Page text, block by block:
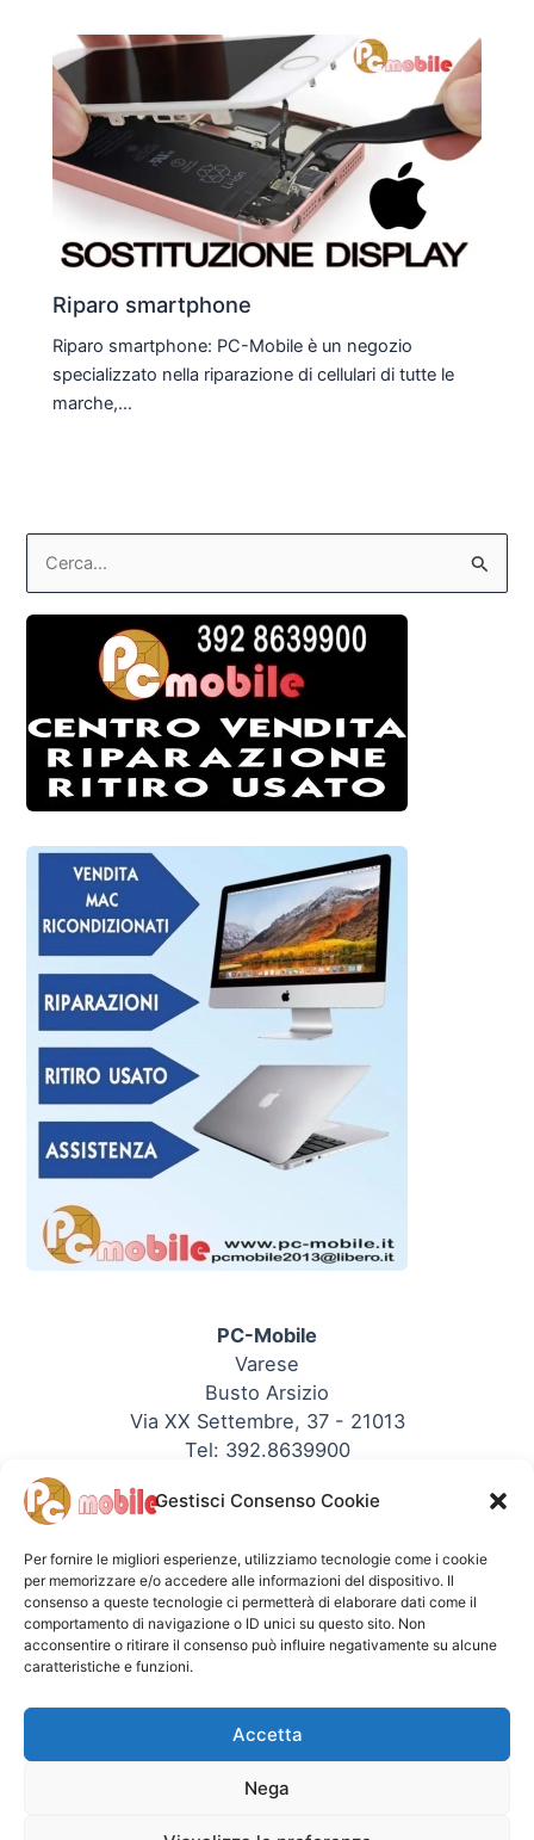
Gestisci Consenso Cookie
Per fornire le migliori esperienze, utilizziamo tecnologie come i cookie
per memorizzare e/o accedere alle informazioni del dispositivo. Il
consenso a queste tecnologie ci permetterà di elaborare dati come il
comportamento di navigazione o ID unici su questo sito. Non
acconsentire o ritirare il consenso può influire negativamente su alcune
caratteristiche e funzioni.
Accetta
Nega
Riparo smartphone
Riparo smartphone: PC-Mobile è un negozio
specializzato nella riparazione di cellulari di tutte le
marche,…
:
PC-Mobile
Varese
Busto Arsizio
Via XX Settembre, 37 - 21013
Tel: 392.8639900
REA: 344330
Sito PC-Mobile
Copyright © - PC-Mobile
PC-Mobile Info
Chi siamo